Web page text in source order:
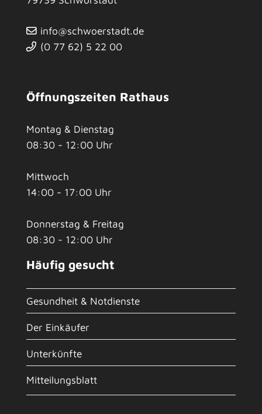
info@schwoerstadt.de
(0 77 62) 5 22 00
Öffnungszeiten Rathaus
Montag & Dienstag
08:30 - 12:00 Uhr
Mittwoch
14:00 - 17:00 Uhr
Donnerstag & Freitag
08:30 - 12:00 Uhr
Häufig gesucht
Gesundheit & Notdienste
Der Einkäufer
Unterkünfte
Mitteilungsblatt